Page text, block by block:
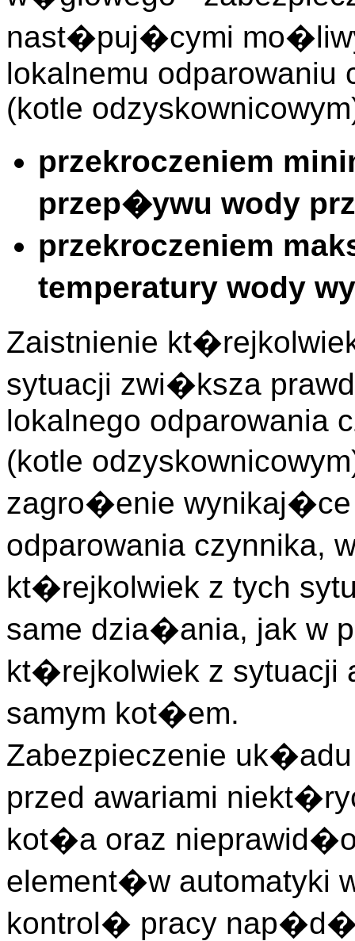
nast�puj�cymi
lokalnemu odparowaniu
(kotle
przekroczeniem
przep�ywu wody
przekroczeniem
temperatury wody
Zaistnienie
sytuacji zwi�ksza
lokalnego odparowania
(kotle
zagro�enie
odparowania czynnika,
kt�rejkolwiek z tych
same dzia�ania, jak w
kt�rejkolwiek z sytuacji
samym kot�em.
Zabezpieczenie
przed awariami
kot�a oraz
element�w
kontrol� pracy